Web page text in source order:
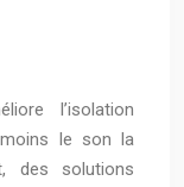
l’isolation
le son la
des solutions